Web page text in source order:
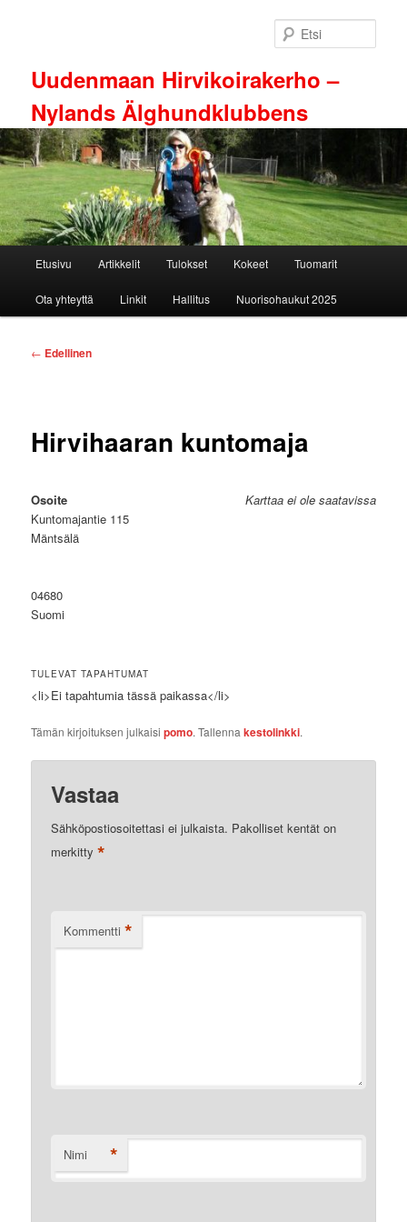
Uudenmaan Hirvikoirakerho –
Nylands Älghundklubbens
Etusivu Artikkelit Tulokset Kokeet Tuomarit
Ota yhteyttä Linkit Hallitus Nuorisohaukut 2025
Artikkelien
← Edellinen
Hirvihaaran kuntomaja
Karttaa ei ole saatavissa
Osoite
Kuntomajantie 115
Mäntsälä
04680
Suomi
TULEVAT TAPAHTUMAT
<li>Ei tapahtumia tässä paikassa</li>
Tämän kirjoituksen julkaisipomo. Tallennakestolinkki.
Vastaa
Sähköpostiosoitettasi ei julkaista. Pakolliset kentät on
merkitty*
Kommentti *
Nimi *